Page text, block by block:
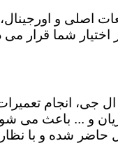
اصلی و
اختیار شما قرار می
ال جی، انجام
و ... باعث می
شده و با